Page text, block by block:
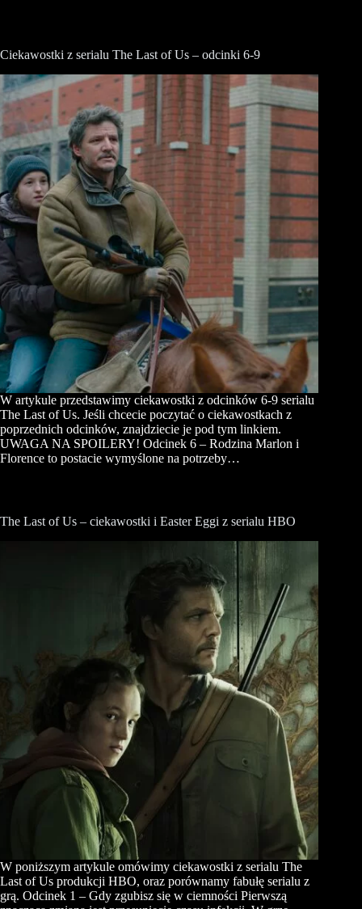
Ciekawostki z serialu The Last of Us – odcinki 6-9
W artykule przedstawimy ciekawostki z odcinków 6-9 serialu
The Last of Us. Jeśli chcecie poczytać o ciekawostkach z
poprzednich odcinków, znajdziecie je pod tym linkiem.
UWAGA NA SPOILERY! Odcinek 6 – Rodzina Marlon i
Florence to postacie wymyślone na potrzeby…
The Last of Us – ciekawostki i Easter Eggi z serialu HBO
W poniższym artykule omówimy ciekawostki z serialu The
Last of Us produkcji HBO, oraz porównamy fabułę serialu z
grą. Odcinek 1 – Gdy zgubisz się w ciemności Pierwszą